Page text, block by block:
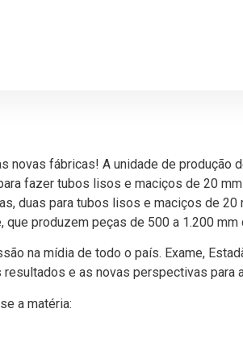
novas fábricas! A unidade de produção
fazer tubos lisos e maciços de 20
duas para tubos lisos e maciços de
que produzem peças de 500 a 1.200 mm
na mídia de todo o país. Exame,
e as novas perspectivas para
a matéria: